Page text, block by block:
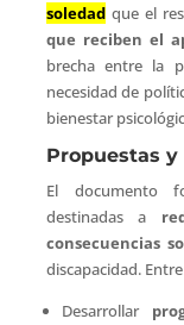
soledad que el
que reciben el
brecha entre la
necesidad de
bienestar
Propuestas
El documento
destinadas a
consecuencias
discapacidad.
Desarrollar